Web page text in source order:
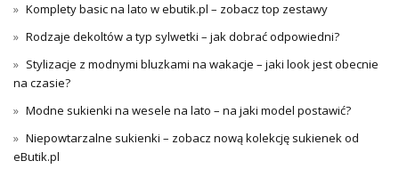
Komplety basic na lato w ebutik.pl – zobacz top zestawy
Rodzaje dekoltów a typ sylwetki – jak dobrać odpowiedni?
Stylizacje z modnymi bluzkami na wakacje – jaki look jest obecnie
na czasie?
Modne sukienki na wesele na lato – na jaki model postawić?
Niepowtarzalne sukienki – zobacz nową kolekcję sukienek od
eButik.pl